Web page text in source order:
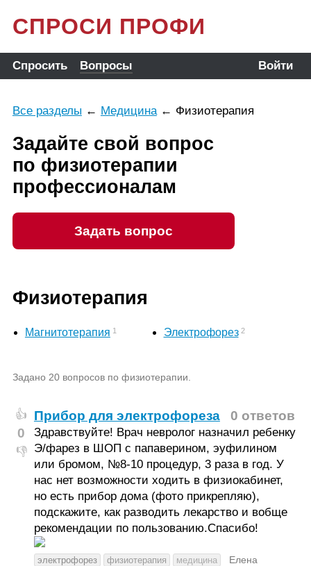
СПРОСИ ПРОФИ
Спросить Вопросы Войти
Все разделы ← Медицина← Физиотерапия
Задайте свой вопрос
по физиотерапии
профессионалам
Задать вопрос
Физиотерапия
Магнитотерапия 1 Электрофорез 2
Задано 20 вопросов по физиотерапии.
👍
0
👎
Прибор для электрофореза 0 ответов
Здравствуйте! Врач невролог назначил ребенку
Э/фарез в ШОП с папаверином, эуфилином
или бромом, №8-10 процедур, 3 раза в год. У
нас нет возможности ходить в физиокабинет,
но есть прибор дома (фото прикрепляю),
подскажите, как разводить лекарство и вобще
рекомендации по пользованию.Спасибо!
электрофорез физиотерапия медицина
Елена